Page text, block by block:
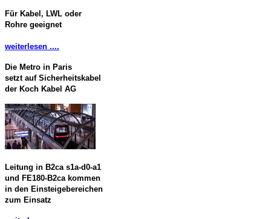
Für Kabel, LWL oder
Rohre geeignet
weiterlesen ....
Die Metro in Paris
setzt auf Sicherheitskabel
der Koch Kabel AG
Leitung in B2ca s1a-d0-a1
und FE180-B2ca kommen
in den Einsteigebereichen
zum Einsatz